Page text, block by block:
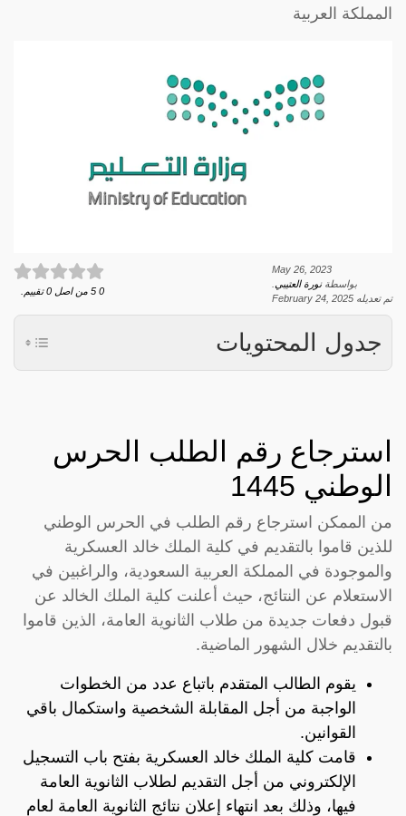
المملكة العربية
May 26, 2023
بواسطةنورة العتيبي
تم تعديله February 24, 2025
0
5 من اصل 0 تقييم.
جدول المحتويات
استرجاع رقم الطلب الحرس
الوطني 1445
من الممكن استرجاع رقم الطلب في الحرس الوطني
للذين قاموا بالتقديم في كلية الملك خالد العسكرية
والموجودة في المملكة العربية السعودية، والراغبين في
الاستعلام عن النتائج، حيث أعلنت كلية الملك الخالد عن
قبول دفعات جديدة من طلاب الثانوية العامة، الذين قاموا
بالتقديم خلال الشهور الماضية.
يقوم الطالب المتقدم باتباع عدد من الخطوات
الواجبة من أجل المقابلة الشخصية واستكمال باقي
القوانين.
قامت كلية الملك خالد العسكرية بفتح باب التسجيل
الإلكتروني من أجل التقديم لطلاب الثانوية العامة
فيها، وذلك بعد انتهاء إعلان نتائج الثانوية العامة لعام